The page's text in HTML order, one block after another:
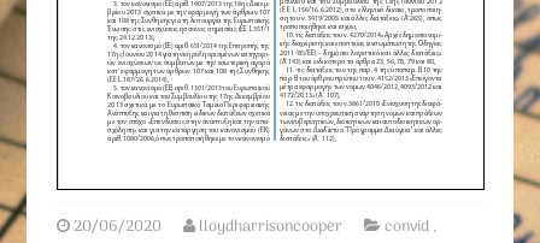
20/06/2020 lloydharrisoncooper convid,